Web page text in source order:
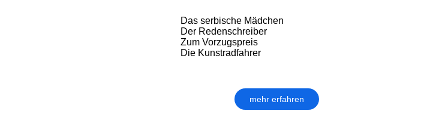
Das serbische Mädchen
Der Redenschreiber
Zum Vorzugspreis
Die Kunstradfahrer
mehr erfahren